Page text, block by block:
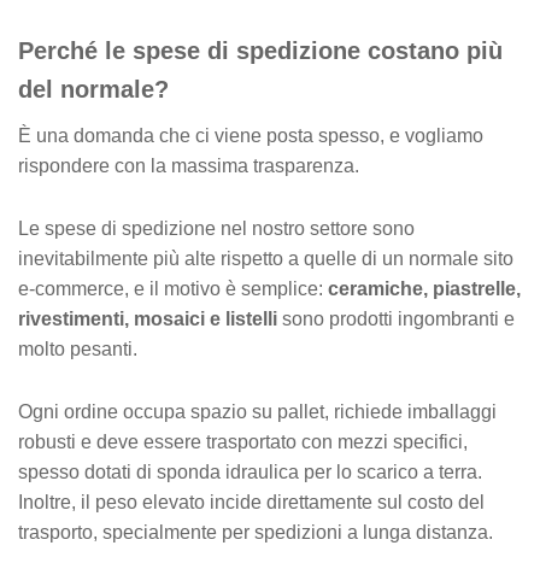
Perché le spese di spedizione costano più
del normale?
È una domanda che ci viene posta spesso, e vogliamo
rispondere con la massima trasparenza.
Le spese di spedizione nel nostro settore sono
inevitabilmente più alte rispetto a quelle di un normale sito
e-commerce, e il motivo è semplice: ceramiche, piastrelle,
rivestimenti, mosaici e listelli sono prodotti ingombranti e
molto pesanti.
Ogni ordine occupa spazio su pallet, richiede imballaggi
robusti e deve essere trasportato con mezzi specifici,
spesso dotati di sponda idraulica per lo scarico a terra.
Inoltre, il peso elevato incide direttamente sul costo del
trasporto, specialmente per spedizioni a lunga distanza.